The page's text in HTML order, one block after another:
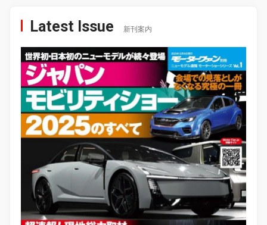
Latest Issue 新刊案内